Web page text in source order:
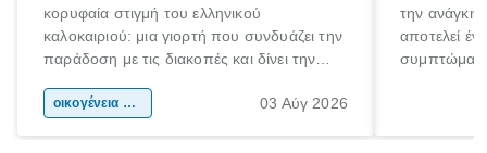
κορυφαία στιγμή του ελληνικού
καλοκαιριού: μια γιορτή που συνδυάζει την
παράδοση με τις διακοπές και δίνει την
χώρας. Είτε πρόκειται για λίγες μέρες
οικογένεια & παιδί 03 Αύγ 2026
την ανάγκη
αποτελεί